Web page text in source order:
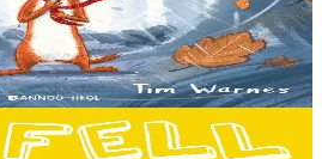
tamm enet da Varc'harid Koant...
Daoust ha Lagadeg, he mignonez